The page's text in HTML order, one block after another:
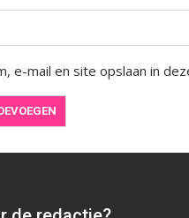
e-mail en site opslaan in